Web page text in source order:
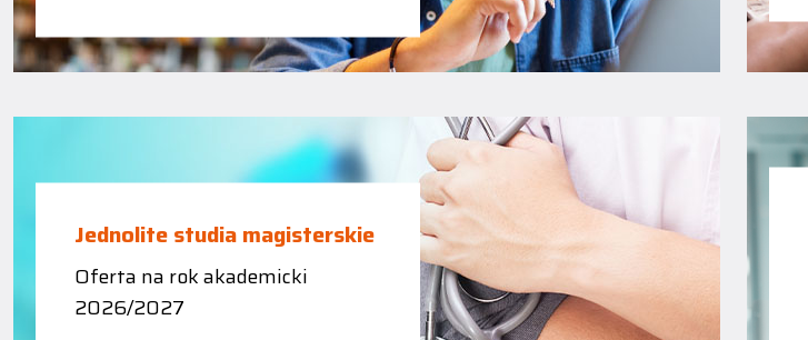
Jednolite studia magisterskie
Oferta na rok akademicki
2026/2027